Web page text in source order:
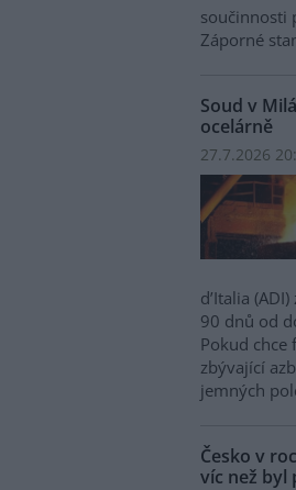
součinnosti
Záporné
Soud v
ocelárně
27.7.2026
d’Italia
90 dnů od
Pokud
zbývající
jemných
Česko v
víc než byl